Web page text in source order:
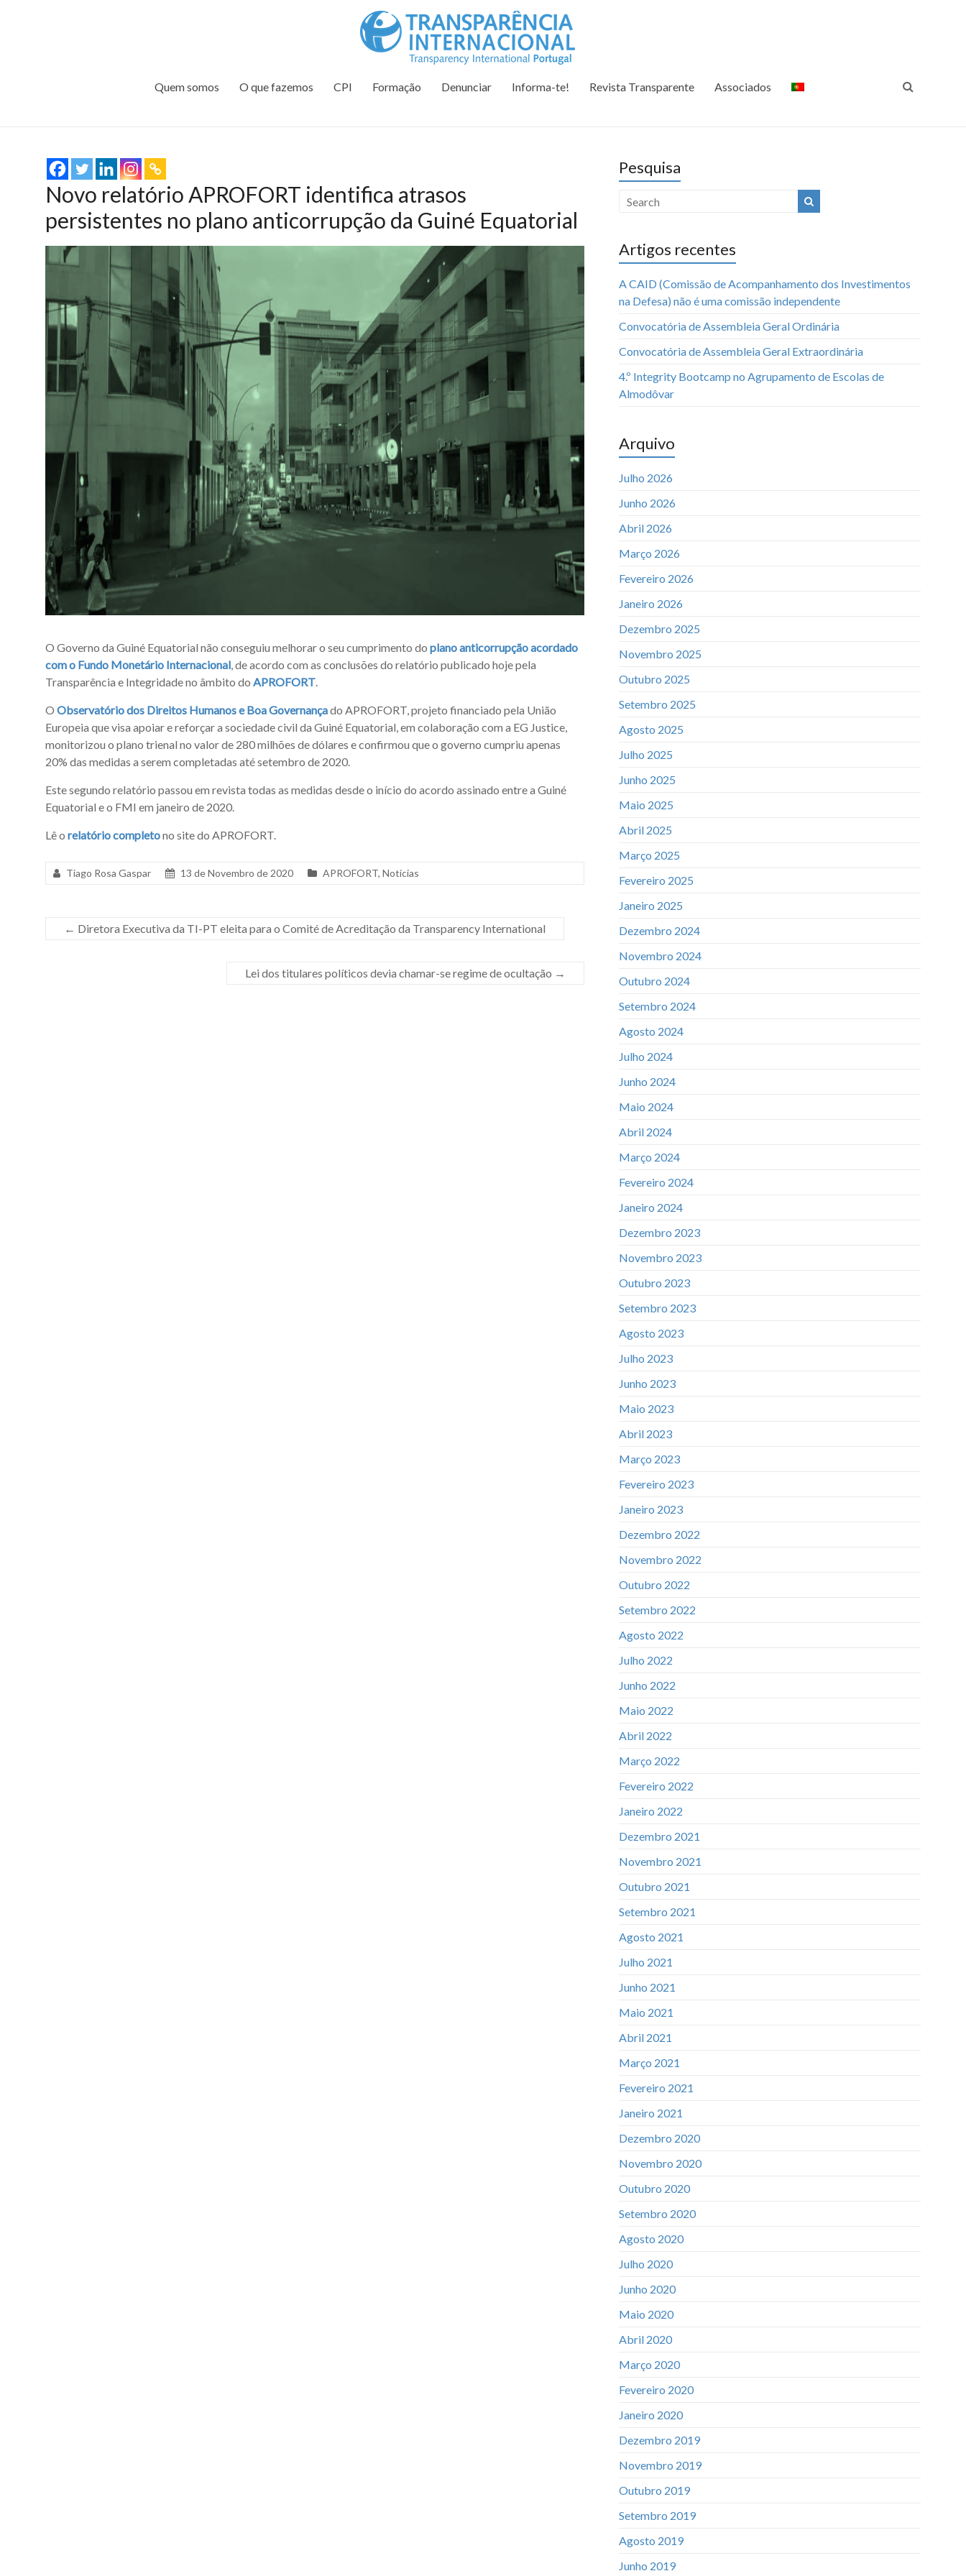
Quem somos O que fazemos CPI Formação Denunciar Informa-te! Revista Transparente Associados
Novo relatório APROFORT identifica atrasos
persistentes no plano anticorrupção da Guiné Equatorial
O Governo da Guiné Equatorial não conseguiu melhorar o seu cumprimento do plano anticorrupção acordado
com o Fundo Monetário Internacional, de acordo com as conclusões do relatório publicado hoje pela
Transparência e Integridade no âmbito do APROFORT.
O Observatório dos Direitos Humanos e Boa Governançado APROFORT, projeto financiado pela União
Europeia que visa apoiar e reforçar a sociedade civil da Guiné Equatorial, em colaboração com a EG Justice,
monitorizou o plano trienal no valor de 280 milhões de dólares e confirmou que o governo cumpriu apenas
20% das medidas a serem completadas até setembro de 2020.
Este segundo relatório passou em revista todas as medidas desde o início do acordo assinado entre a Guiné
Equatorial e o FMI em janeiro de 2020.
Lê o relatório completono site do APROFORT.
Tiago Rosa Gaspar 13 de Novembro de 2020 APROFORT, Notícias
← Diretora Executiva da TI-PT eleita para o Comité de Acreditação da Transparency International
Lei dos titulares políticos devia chamar-se regime de ocultação →
Pesquisa
Artigos recentes
A CAID (Comissão de Acompanhamento dos Investimentos
na Defesa) não é uma comissão independente
Convocatória de Assembleia Geral Ordinária
Convocatória de Assembleia Geral Extraordinária
4.º Integrity Bootcamp no Agrupamento de Escolas de
Almodôvar
Arquivo
Julho 2026
Junho 2026
Abril 2026
Março 2026
Fevereiro 2026
Janeiro 2026
Dezembro 2025
Novembro 2025
Outubro 2025
Setembro 2025
Agosto 2025
Julho 2025
Junho 2025
Maio 2025
Abril 2025
Março 2025
Fevereiro 2025
Janeiro 2025
Dezembro 2024
Novembro 2024
Outubro 2024
Setembro 2024
Agosto 2024
Julho 2024
Junho 2024
Maio 2024
Abril 2024
Março 2024
Fevereiro 2024
Janeiro 2024
Dezembro 2023
Novembro 2023
Outubro 2023
Setembro 2023
Agosto 2023
Julho 2023
Junho 2023
Maio 2023
Abril 2023
Março 2023
Fevereiro 2023
Janeiro 2023
Dezembro 2022
Novembro 2022
Outubro 2022
Setembro 2022
Agosto 2022
Julho 2022
Junho 2022
Maio 2022
Abril 2022
Março 2022
Fevereiro 2022
Janeiro 2022
Dezembro 2021
Novembro 2021
Outubro 2021
Setembro 2021
Agosto 2021
Julho 2021
Junho 2021
Maio 2021
Abril 2021
Março 2021
Fevereiro 2021
Janeiro 2021
Dezembro 2020
Novembro 2020
Outubro 2020
Setembro 2020
Agosto 2020
Julho 2020
Junho 2020
Maio 2020
Abril 2020
Março 2020
Fevereiro 2020
Janeiro 2020
Dezembro 2019
Novembro 2019
Outubro 2019
Setembro 2019
Agosto 2019
Junho 2019